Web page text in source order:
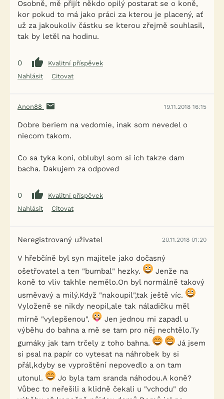
Osobně, mě přijít někdo opilý postarat se o koně,
kor pokud to má jako práci za kterou je placený, ať
už za jakoukoliv částku se kterou zřejmě souhlasil,
tak by letěl na hodinu.
0
Kvalitní příspěvek
Nahlásit
Citovat
Anon88 19.11.2018 16:15
Dobre beriem na vedomie, inak som nevedel o
niecom takom.
Co sa tyka koni, oblubyl som si ich takze dam
bacha. Dakujem za odpoved
0
Kvalitní příspěvek
Nahlásit
Citovat
Neregistrovaný uživatel 20.11.2018 01:20
V hřebčíně byl syn majitele jako dočasný
ošetřovatel a ten "bumbal" hezky.
Jenže na
koně to vliv takhle nemělo.On byl normálně takový
usměvavý a milý.Když "nakoupil",tak ještě víc.
Vyloženě se nikdy neopil,ale tak náladičku měl
mírně "vylepšenou".
Jen jednou mi zapadl u
výběhu do bahna a mě se tam pro něj nechtělo.Ty
gumáky jak tam trčely z toho bahna.
Já jsem
si psal na papír co vytesat na náhrobek by si
přál,kdyby se vyproštění nepovedlo a on tam
utonul.
Jo byla tam sranda náhodou.A koně?
Vůbec to neřešili a klidně čekali u "vchodu" do